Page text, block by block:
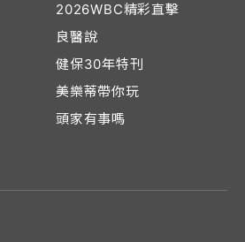
2026WBC精彩直擊
良醫說
健保30年特刊
美樂蒂帶你玩
頭家有事嗎